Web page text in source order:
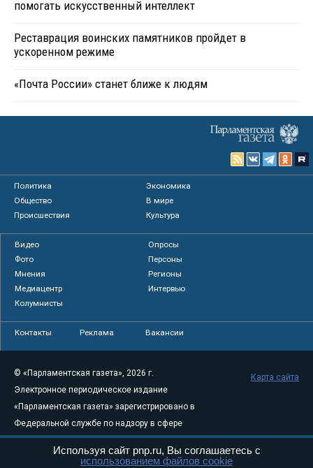
помогать искусственный интеллект
Реставрация воинских памятников пройдет в
ускоренном режиме
«Почта России» станет ближе к людям
Политика
Экономика
Общество
В мире
Происшествия
Культура
Видео
Опросы
Фото
Персоны
Мнения
Регионы
Медиацентр
Интервью
Колумнисты
Контакты Реклама Вакансии
© «Парламентская газета», 2026 г.
Электронное периодическое издание
«Парламентская газета» зарегистрировано в
Федеральной службе по надзору в сфере
связи, информационных технологий и
массовых коммуникаций (Роскомнадзор) 05
Карта сайта
Используя сайт pnp.ru, Вы соглашаетесь с
использованием файлов cookie